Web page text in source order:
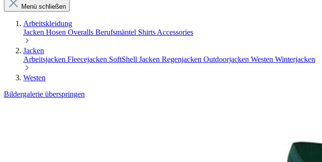
Menü schließen
Arbeitskleidung
Jacken Hosen Overalls Berufsmäntel Shirts Accessories
Jacken
Arbeitsjacken Fleecejacken SoftShell Jacken Regenjacken Outdoorjacken Westen Winterjacken
Westen
Bildergalerie überspringen